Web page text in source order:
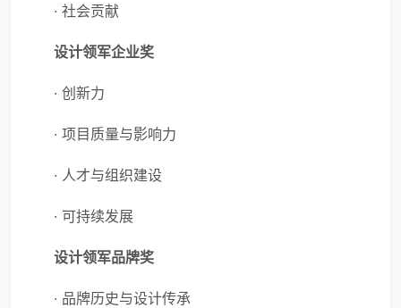
· 社会贡献
设计领军企业奖
· 创新力
· 项目质量与影响力
· 人才与组织建设
· 可持续发展
设计领军品牌奖
· 品牌历史与设计传承